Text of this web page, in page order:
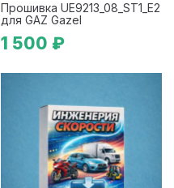
Прошивка UE9213_08_ST1_E2
для GAZ Gazel
1 500 ₽